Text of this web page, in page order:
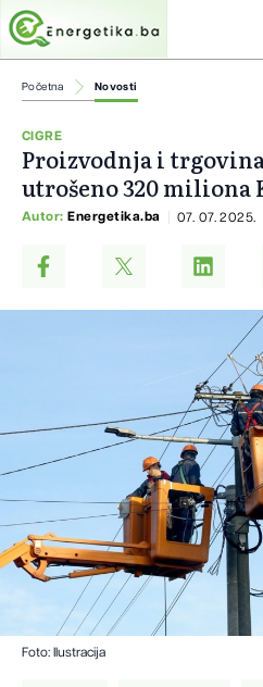
Početna Novosti
CIGRE
Proizvodnja i
utrošeno 320 miliona
Autor: Energetika.ba 07. 07. 2025.
Foto: Ilustracija